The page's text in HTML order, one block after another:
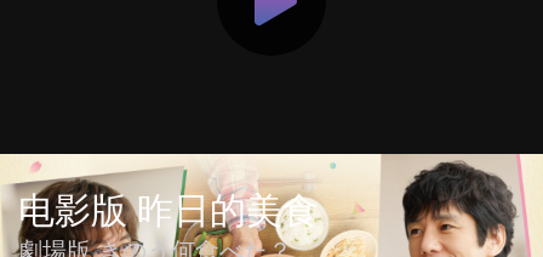
电影版 昨日的美食
劇場版 きのう何食べた？